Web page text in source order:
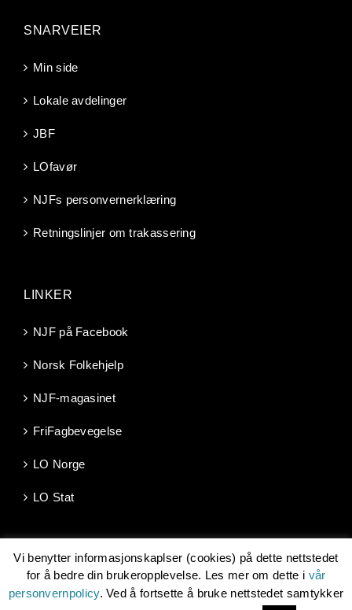
SNARVEIER
Min side
Lokale avdelinger
JBF
LOfavør
NJFs personvernerklæring
Retningslinjer om trakassering
LINKER
NJF på Facebook
Norsk Folkehjelp
NJF-magasinet
FriFagbevegelse
LO Norge
LO Stat
Copyright 2026 | Norsk Jernbaneforbund, Møllergata 10, 0179
Vi benytter informasjonskaplser (cookies) på dette nettstedet
for å bedre din brukeropplevelse. Les mer om dette i vår
personvernpolicy. Ved å fortsette å bruke nettstedet samtykker